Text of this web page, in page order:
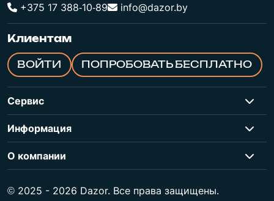
+375 17 388‑10‑89
info@dazor.by
Клиентам
ВОЙТИ ПОПРОБОВАТЬ БЕСПЛАТНО
Сервис
Информация
О компании
© 2025 - 2026 Dazor. Все права защищены.